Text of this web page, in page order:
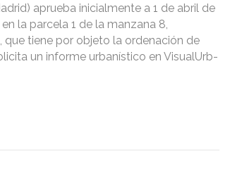
aprueba inicialmente a 1 de abril de
la parcela 1 de la manzana 8,
que tiene por objeto la ordenación de
un informe urbanístico en VisualUrb-